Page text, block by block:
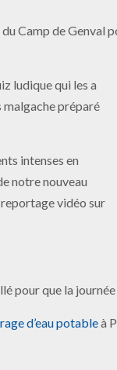
Camp de Genval
ludique qui les a
préparé
intenses en
notre nouveau
vidéo sur
pour que la
d’eau potableà